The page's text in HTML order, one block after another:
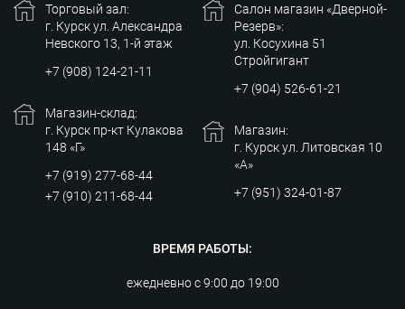
Торговый зал:
г. Курск ул. Александра
Невского 13, 1-й этаж
+7 (908) 124-21-11
Магазин-склад:
г. Курск пр-кт Кулакова
148 «Г»
+7 (919) 277-68-44
+7 (910) 211-68-44
Салон магазин «Дверной-
Резерв»:
ул. Косухина 51
Стройгигант
+7 (904) 526-61-21
Магазин:
г. Курск ул. Литовская 10
«А»
+7 (951) 324-01-87
ВРЕМЯ РАБОТЫ:
ежедневно с 9:00 до 19:00